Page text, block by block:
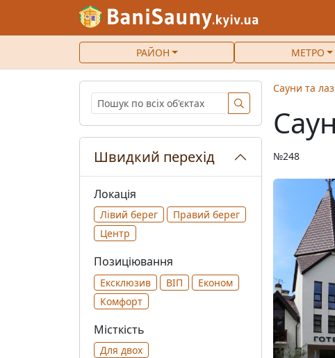
РАЙОН МЕТРО
Сауни та
№248
Швидкий перехід
Локація
Лівий берег
Правий берег
Центр
Позиціювання
Ексклюзив ВІП
Економ
Комфорт
Місткість
Для двох